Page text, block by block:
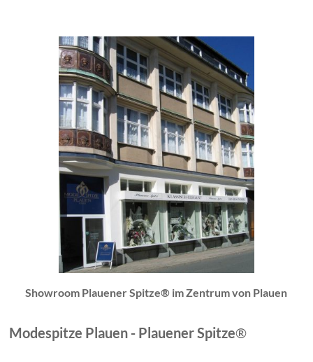
Showroom Plauener Spitze® im Zentrum von Plauen
Modespitze Plauen - Plauener Spitze®